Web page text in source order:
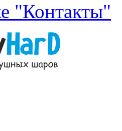
"Контакты"